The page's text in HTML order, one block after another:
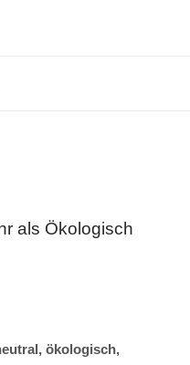
als Ökologisch
ökologisch,